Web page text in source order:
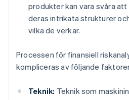
produkter kan vara svåra att
deras intrikata strukturer
vilka de verkar.
Processen för finansiell
kompliceras av följande
Teknik: Teknik som